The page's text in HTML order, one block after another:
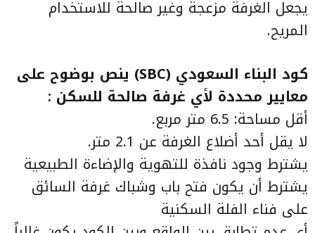
يجعل الغرفة مزعجة وغير صالحة للاستخدام
المريح.
كود البناء السعودي (SBC) ينص بوضوح على
معايير محددة لأي غرفة صالحة للسكن :
أقل مساحة: 6.5 متر مربع.
لا يقل أحد أضلاع الغرفة عن 2.1 متر.
يشترط وجود نافذة للتهوية والإضاءة الطبيعية
يشترط أن يكون فتح باب وشباك غرفة السائق
على فناء الفلة السكنية